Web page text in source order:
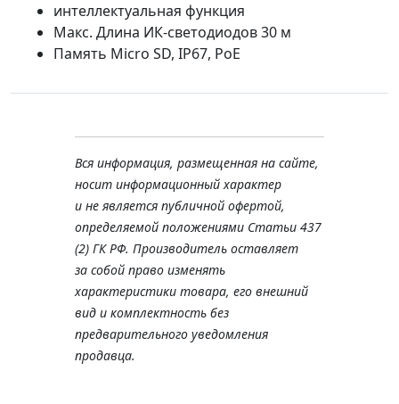
интеллектуальная функция
Макс. Длина ИК-светодиодов 30 м
Память Micro SD, IP67, PoE
Вся информация, размещенная на сайте,
носит информационный характер
и не является публичной офертой,
определяемой положениями Статьи 437
(2) ГК РФ. Производитель оставляет
за собой право изменять
характеристики товара, его внешний
вид и комплектность без
предварительного уведомления
продавца.